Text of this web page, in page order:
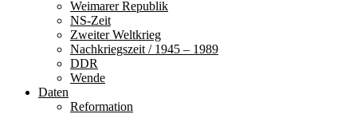
Weimarer Republik
NS-Zeit
Zweiter Weltkrieg
Nachkriegszeit / 1945 – 1989
DDR
Wende
Daten
Reformation